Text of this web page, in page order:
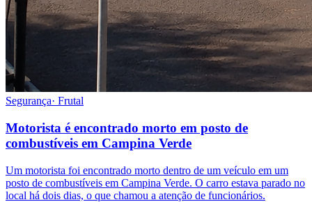
Segurança· Frutal
Motorista é encontrado morto em posto de
combustíveis em Campina Verde
Um motorista foi encontrado morto dentro de um veículo em um
posto de combustíveis em Campina Verde. O carro estava parado no
local há dois dias, o que chamou a atenção de funcionários.